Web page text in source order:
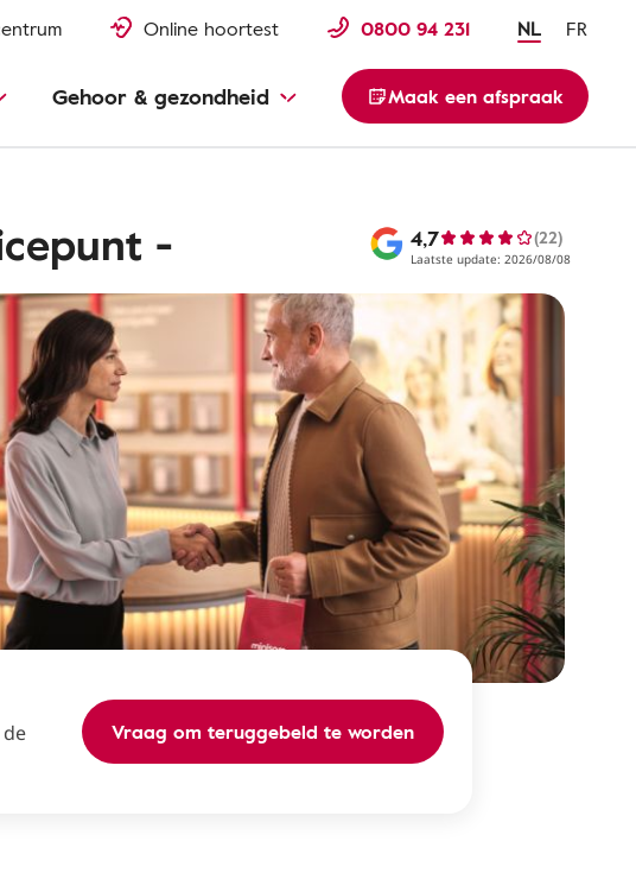
Online hoortest 0800 94 231 NL FR
Gehoor & gezondheid Maak een afspraak
- 4,7 (22)
Laatste update: 2026/08/08
Vraag om teruggebeld te worden